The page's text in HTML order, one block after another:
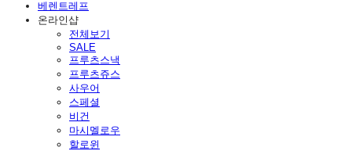
베렌트레프
온라인샵
전체보기
SALE
프루츠스낵
프루츠쥬스
사우어
스페셜
비건
마시멜로우
할로윈